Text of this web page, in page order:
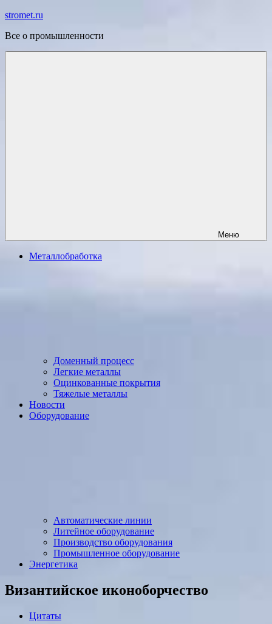
Перейти
содержимому
stromet.ru
Все о промышленности
Меню
Металлобработка
Доменный процесс
Легкие металлы
Оцинкованные покрытия
Тяжелые металлы
Новости
Оборудование
Автоматические линии
Литейное оборудование
Производство оборудования
Промышленное оборудование
Энергетика
Византийское иконоборчество
Цитаты